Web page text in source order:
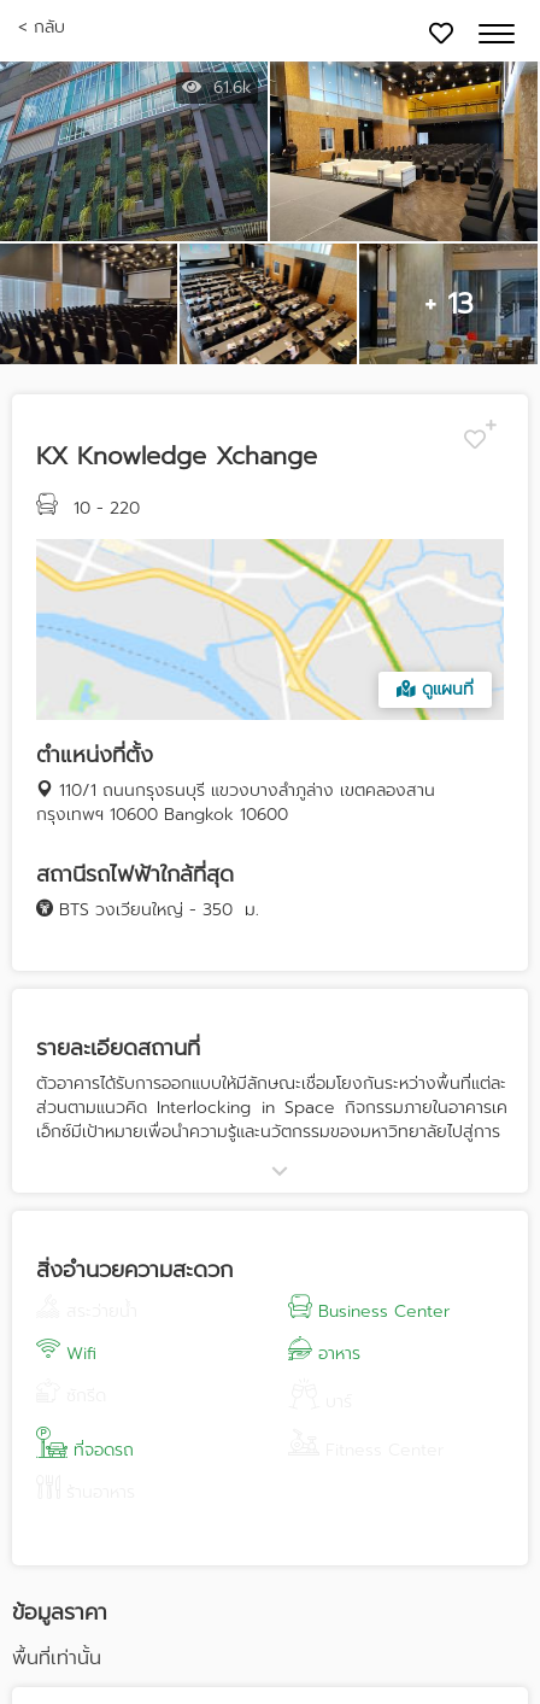
< กลับ
61.6k
+ 13
KX Knowledge Xchange
10 - 220
ดูแผนที่
ตำแหน่งที่ตั้ง
110/1 ถนนกรุงธนบุรี แขวงบางลำภูล่าง เขตคลองสาน
กรุงเทพฯ 10600 Bangkok 10600
สถานีรถไฟฟ้าใกล้ที่สุด
BTS วงเวียนใหญ่ - 350 ม.
รายละเอียดสถานที่
ตัวอาคารได้รับการออกแบบให้มีลักษณะเชื่อมโยงกันระหว่างพื้นที่แต่ละ
ส่วนตามแนวคิด Interlocking in Space กิจกรรมภายในอาคารเค
เอ็กซ์มีเป้าหมายเพื่อนำความรู้และนวัตกรรมของมหาวิทยาลัยไปสู่การ
ทางการแข่งขันของภาคอุตสาหกรรมโดยเฉพาะกิจการขนาดกลาง
อุตสาหกรรม ในลักษณะพันธมิตรอุตสาหกรรม (Industry Cluster)
นอกจากนี้ยังมีพื้นที่สำหรับบ่มเพาะนวตกิจ (Startup companies)
เพื่อส่งเสริมการพัฒนาเศรษฐกิจของประเทศไปสู่เศรษฐกิจฐาน
นวัตกรรม รวมถึง Design hub ประกอบด้วย Maker Space และ
บริษัทออกแบบระดับโลก เพื่อสนับสนุนและให้บริการด้านการออกแบบ
สิ่งอำนวยความสะดวก
Business Center
Wifi
อาหาร
ที่จอดรถ
ข้อมูลราคา
พื้นที่เท่านั้น